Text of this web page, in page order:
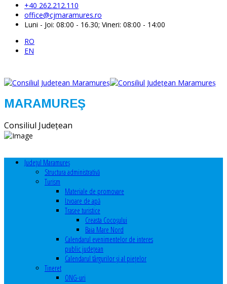
+40 262.212.110
office@cjmaramures.ro
Luni - Joi: 08:00 - 16.30; Vineri: 08:00 - 14:00
RO
EN
MARAMUREŞ
Consiliul Judeţean
Judeţul Maramureş
Structura administrativă
Turism
Materiale de promovare
Izvoare de apă
Trasee turistice
Creasta Cocoșului
Baia Mare Nord
Calendarul evenimentelor de interes
public judeţean
Calendarul târgurilor şi al pieţelor
Tineret
ONG-uri